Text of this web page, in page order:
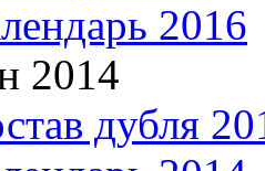
2016
2014
дубля